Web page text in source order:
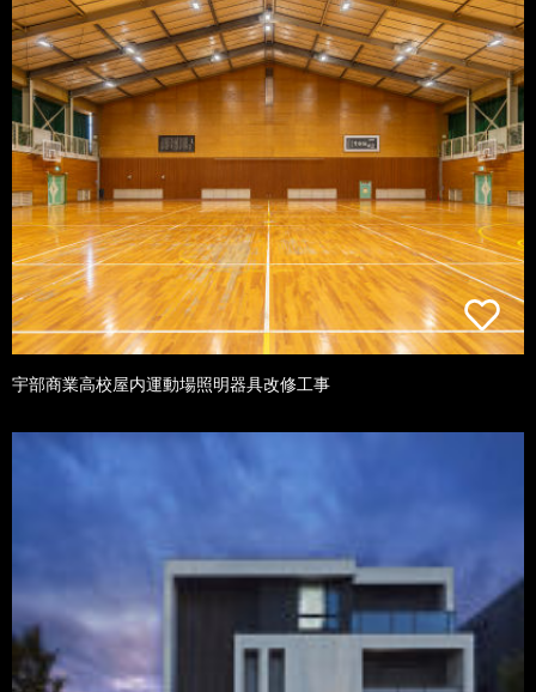
宇部商業高校屋内運動場照明器具改修工事